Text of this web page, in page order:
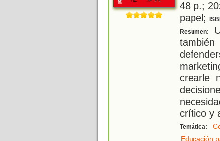
48 p.;
papel;
Resumen:
crearle
crítico y
Temática:
Educación